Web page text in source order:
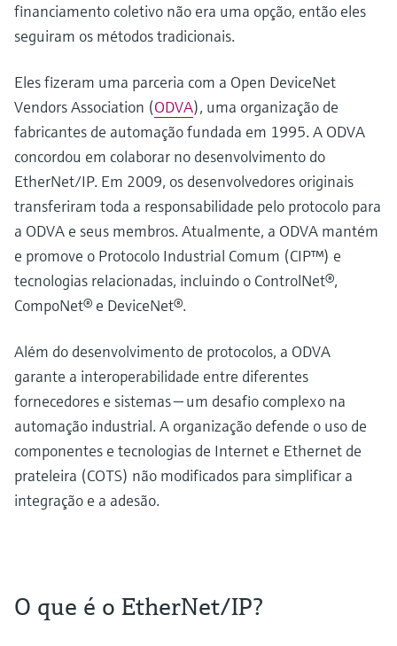
financiamento coletivo não era uma opção, então eles
seguiram os métodos tradicionais.
Eles fizeram uma parceria com a Open DeviceNet
Vendors Association (ODVA), uma organização de
fabricantes de automação fundada em 1995. A ODVA
concordou em colaborar no desenvolvimento do
EtherNet/IP. Em 2009, os desenvolvedores originais
transferiram toda a responsabilidade pelo protocolo para
a ODVA e seus membros. Atualmente, a ODVA mantém
e promove o Protocolo Industrial Comum (CIP™) e
tecnologias relacionadas, incluindo o ControlNet®,
CompoNet® e DeviceNet®.
Além do desenvolvimento de protocolos, a ODVA
garante a interoperabilidade entre diferentes
fornecedores e sistemas — um desafio complexo na
automação industrial. A organização defende o uso de
componentes e tecnologias de Internet e Ethernet de
prateleira (COTS) não modificados para simplificar a
integração e a adesão.
O que é o EtherNet/IP?